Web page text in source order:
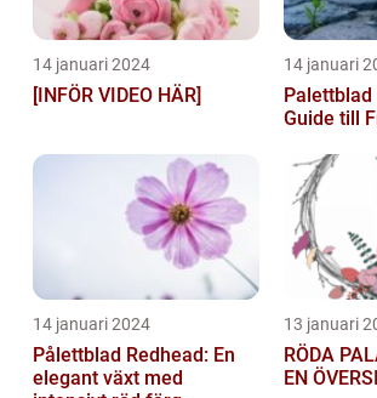
14 januari 2024
[INFÖR VIDEO HÄR]
14 januari
Palettblad
Guide till
14 januari 2024
Pålettblad Redhead: En
elegant växt med
13 januari
RÖDA
EN